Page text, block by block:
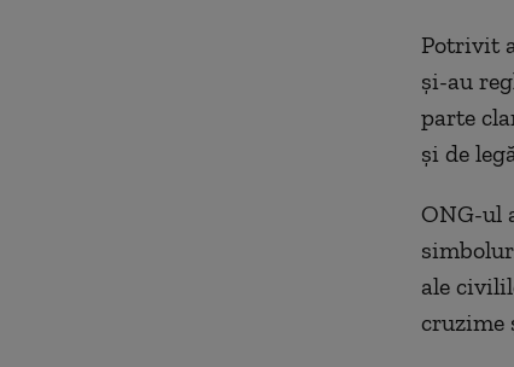
Potrivit
şi-au
parte
şi de
ONG-ul
ale
cruzime